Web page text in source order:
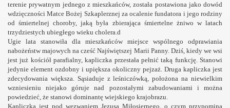
terenie prywatnym jednego z mieszkańców, została postawiona jako dowód
wdzięczności Matce Bożej Szkaplerznej za ocalenie fundatora i jego rodziny
od śmiertelnej choroby, jaką była zbierająca śmiertelne żniwo w latach
trzydziestych ubiegłego wieku cholera.d
Ugie lata stanowiła dla mieszkańców miejsce wspólnego odprawiania
nabożeństw majowych na cześć Najświętszej Marii Panny. Dziś, kiedy we wsi
jest już kościół parafialny, kapliczka przestała pełnić taką funkcję. Stanowi
jedynie element ozdobny i upiększa okoliczny pejzaż. Druga kapliczka jest
zdecydowania większa. Sąsiaduje z leśniczówką, położona na niewielkim
wzniesieniu niejako góruje nad pozostałymi zabudowaniami i można
powiedzieć, że stanowi dominantę wiejskiego krajobrazu.
Kapliczka jest pod wezwaniem Jezusa Miłosiernego, o czym przypomina